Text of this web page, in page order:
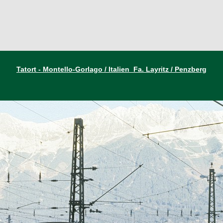
Tatort - Montello-Gorlago / Italien Fa. Layritz / Penzberg